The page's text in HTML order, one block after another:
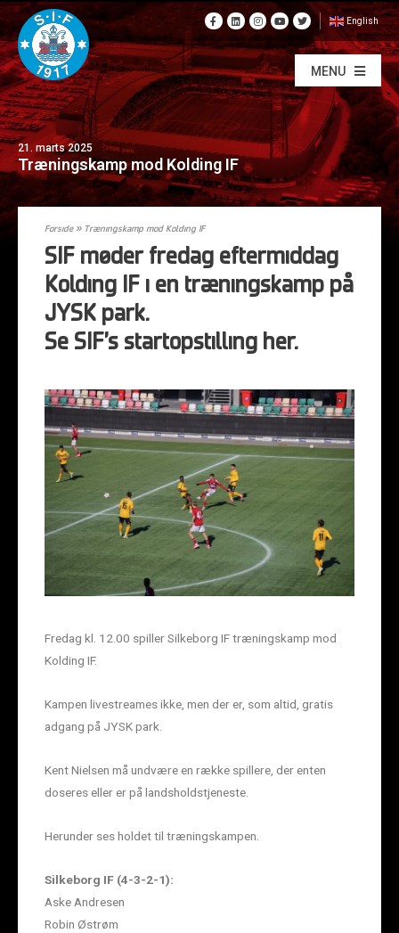
English
MENU
21. marts 2025
Træningskamp mod Kolding IF
Forside» Træningskamp mod Kolding IF
SIF møder fredag eftermiddag
Kolding IF i en træningskamp på
JYSK park.
Se SIF’s startopstilling her.
Fredag kl. 12.00 spiller Silkeborg IF træningskamp mod
Kolding IF.
Kampen livestreames ikke, men der er, som altid, gratis
adgang på JYSK park.
Kent Nielsen må undvære en række spillere, der enten
doseres eller er på landsholdstjeneste.
Herunder ses holdet til træningskampen.
Silkeborg IF (4-3-2-1):
Aske Andresen
Robin Østrøm